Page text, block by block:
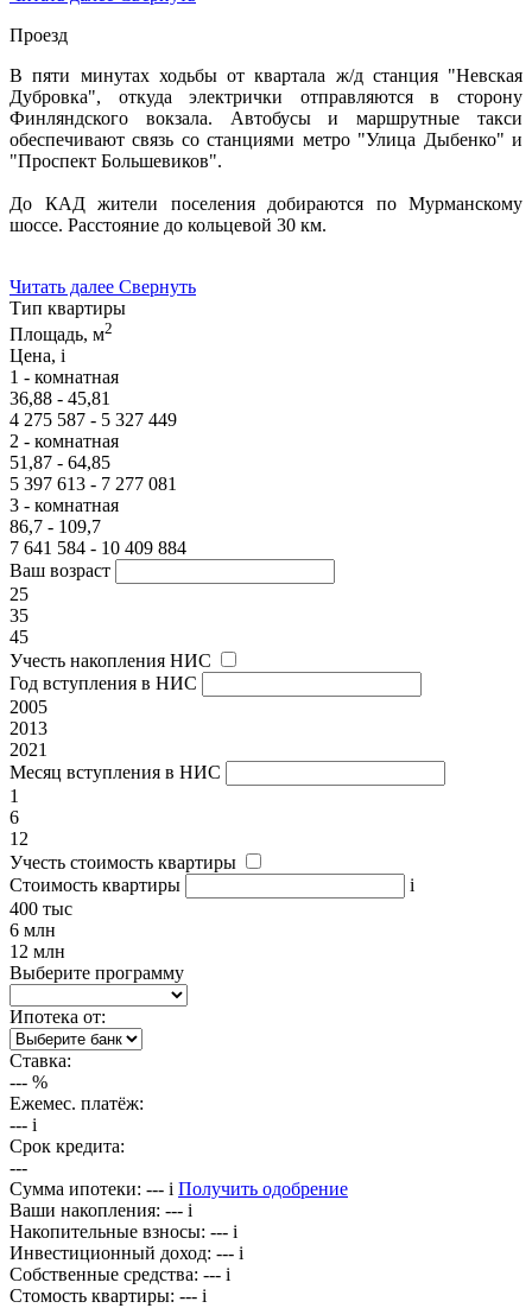
Проезд
В пяти минутах ходьбы от квартала ж/д станция "Невская
Дубровка", откуда электрички отправляются в сторону
Финляндского вокзала. Автобусы и маршрутные такси
обеспечивают связь со станциями метро "Улица Дыбенко" и
"Проспект Большевиков".
До КАД жители поселения добираются по Мурманскому
шоссе. Расстояние до кольцевой 30 км.
Читать далее Свернуть
Тип квартиры
Площадь, м2
Цена, i
1 - комнатная
36,88 - 45,81
4 275 587 - 5 327 449
2 - комнатная
51,87 - 64,85
5 397 613 - 7 277 081
3 - комнатная
86,7 - 109,7
7 641 584 - 10 409 884
Ваш возраст
25
35
45
Учесть накопления НИС
Год вступления в НИС
2005
2013
2021
Месяц вступления в НИС
1
6
12
Учесть стоимость квартиры
Стоимость квартиры
i
400 тыс
6 млн
12 млн
Выберите программу
Ипотека от:
Ставка:
--- %
Ежемес. платёж:
--- i
Срок кредита:
---
Сумма ипотеки: --- i Получить одобрение
Ваши накопления: --- i
Накопительные взносы: --- i
Инвестиционный доход: --- i
Собственные средства: --- i
Стомость квартиры: --- i